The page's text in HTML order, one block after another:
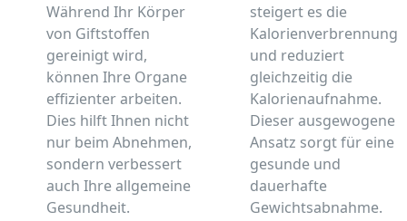
Während Ihr Körper
von Giftstoffen
gereinigt wird,
können Ihre Organe
effizienter arbeiten.
Dies hilft Ihnen nicht
nur beim Abnehmen,
sondern verbessert
auch Ihre allgemeine
Gesundheit.
steigert es die
Kalorienverbrennung
und reduziert
gleichzeitig die
Kalorienaufnahme.
Dieser ausgewogene
Ansatz sorgt für eine
gesunde und
dauerhafte
Gewichtsabnahme.